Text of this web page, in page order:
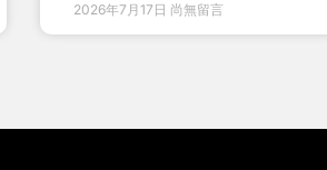
2026年7月17日 尚無留言